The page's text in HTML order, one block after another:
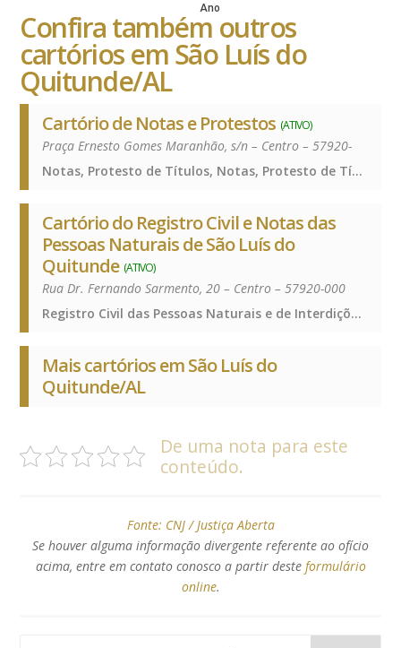
Ano
Confira também outros
cartórios em São Luís do
Quitunde/AL
Cartório de Notas e Protestos (ATIVO)
Praça Ernesto Gomes Maranhão, s/n – Centro – 57920-
Notas, Protesto de Títulos, Notas, Protesto de Títulos, Notas, Protesto de Títulos, Notas, Protesto de Títulos
Cartório do Registro Civil e Notas das
Pessoas Naturais de São Luís do
Quitunde (ATIVO)
Rua Dr. Fernando Sarmento, 20 – Centro – 57920-000
Registro Civil das Pessoas Naturais e de Interdições e Tutelas, Registro Civil das Pessoas Naturais e de Interdições e Tutelas, Registro Civil das Pessoas Naturais e de Interdições e Tutelas, Registro Civil das Pessoas Naturais e de Interdições e Tutelas
Mais cartórios em São Luís do
Quitunde/AL
De uma nota para este
conteúdo.
Fonte: CNJ / Justiça Aberta
Se houver alguma informação divergente referente ao ofício
acima, entre em contato conosco a partir deste formulário
online.